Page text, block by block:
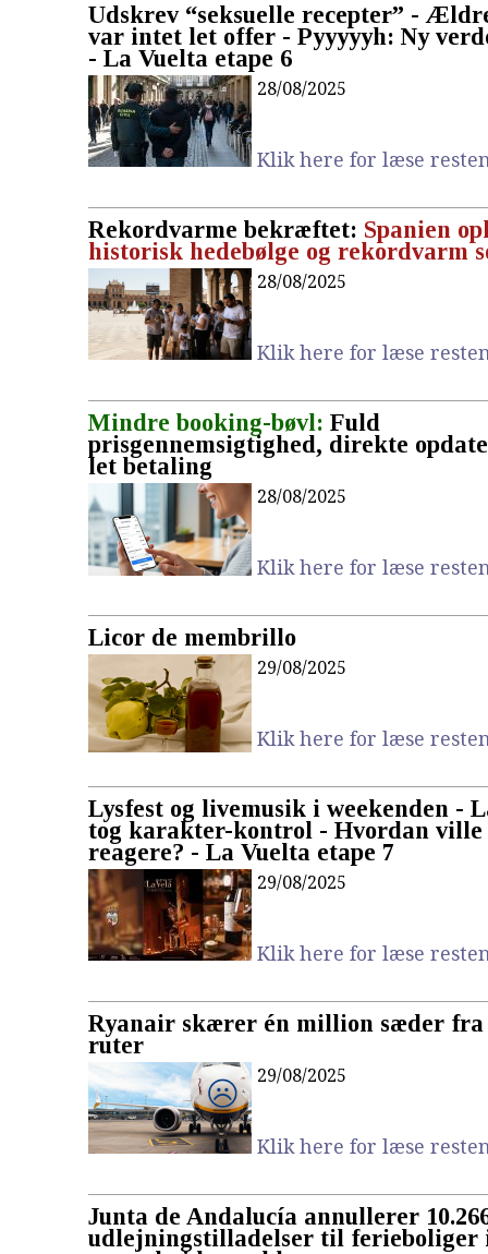
Udskrev “seksuelle recepter” -
var intet let offer - Pyyyyyh: Ny
- La Vuelta etape 6
28/08/2025
Klik here for læse
Rekordvarme bekræftet: Spanien
historisk hedebølge og rekordvarm
28/08/2025
Klik here for læse
Mindre booking-bøvl: Fuld
prisgennemsigtighed, direkte
let betaling
28/08/2025
Klik here for læse
Licor de membrillo
29/08/2025
Klik here for læse
Lysfest og livemusik i weekenden -
tog karakter-kontrol - Hvordan ville
reagere? - La Vuelta etape 7
29/08/2025
Klik here for læse
Ryanair skærer én million sæder fra
ruter
29/08/2025
Klik here for læse
Junta de Andalucía annullerer
udlejningstilladelser til ferieboliger